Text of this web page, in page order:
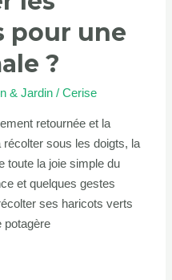
pour une
?
& Jardin /Cerise
retournée et la
sous les doigts, la
toute la joie simple du
et quelques gestes
ses haricots verts
potagère